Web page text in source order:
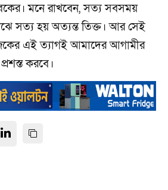
মনে রাখবেন, সত্য সবসময়
সত্য হয় অত্যন্ত তিক্ত। আর সেই
এই ত্যাগই আমাদের আগামীর
করবে।